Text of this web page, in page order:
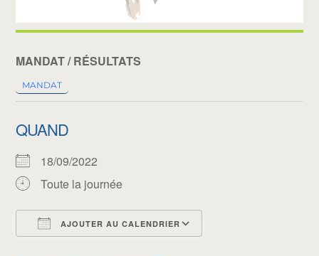
MANDAT / RÉSULTATS
MANDAT
QUAND
18/09/2022
Toute la journée
AJOUTER AU CALENDRIER